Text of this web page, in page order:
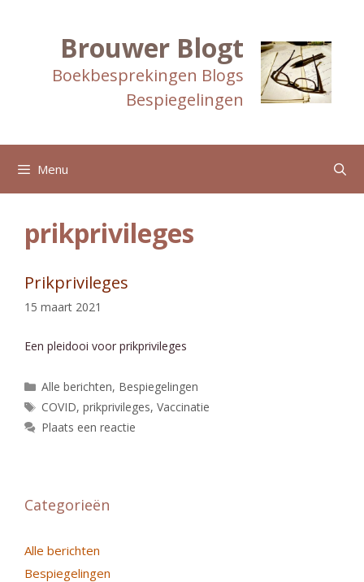
Brouwer Blogt
Boekbesprekingen Blogs
Bespiegelingen
Menu
prikprivileges
Prikprivileges
15 maart 2021
Een pleidooi voor prikprivileges
Categorieën
Alle berichten, Bespiegelingen
Tags
COVID,prikprivileges,Vaccinatie
Plaats een reactie
Categorieën
Alle berichten
Bespiegelingen